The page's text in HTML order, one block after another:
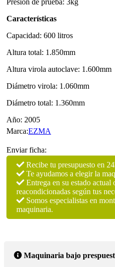
Características
Capacidad: 600 litros
Altura total: 1.850mm
Altura virola autoclave: 1.600mm
Diámetro virola: 1.060mm
Diámetro total: 1.360mm
Año: 2005
Marca:EZMA
Enviar ficha:
Recibe tu presupuesto en
Te ayudamos a elegir la
Entrega en su estado actual
reacondicionadas según tus
Somos especialistas en
maquinaria.
Maquinaria bajo